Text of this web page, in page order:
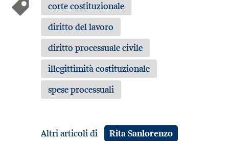
corte costituzionale
diritto del lavoro
diritto processuale civile
illegittimità costituzionale
spese processuali
Altri articoli di Rita Sanlorenzo